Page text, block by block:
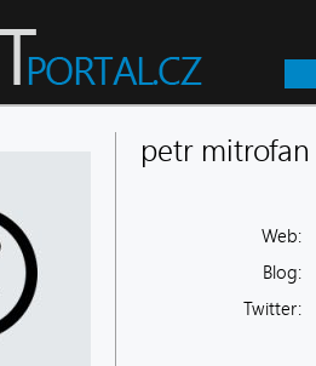
petr mitrofan
Web:
Blog:
Twitter: